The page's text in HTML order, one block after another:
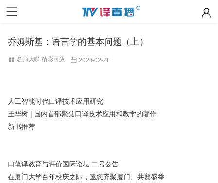
乔姆斯基：语言学的基本问题（上）
名师大咖 精彩回放 2020-02-28
人工智能时代口译技术应用研究
王华树 | 国内首部聚焦口译技术应用和教学的著作
新书推荐
口笔译教育与评价国际论坛 二号公告
在厦门大学百年校庆之际，邀您齐聚厦门、共襄盛举